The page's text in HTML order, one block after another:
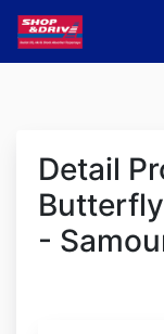
Detail
-